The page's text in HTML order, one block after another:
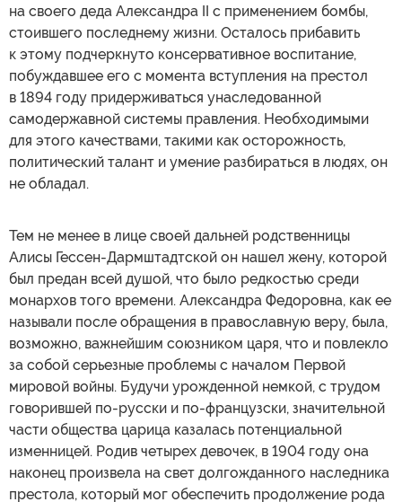
на своего деда Александра II с применением бомбы,
стоившего последнему жизни. Осталось прибавить
к этому подчеркнуто консервативное воспитание,
побуждавшее его с момента вступления на престол
в 1894 году придерживаться унаследованной
самодержавной системы правления. Необходимыми
для этого качествами, такими как осторожность,
политический талант и умение разбираться в людях, он
не обладал.
Тем не менее в лице своей дальней родственницы
Алисы Гессен-Дармштадтской он нашел жену, которой
был предан всей душой, что было редкостью среди
монархов того времени. Александра Федоровна, как ее
называли после обращения в православную веру, была,
возможно, важнейшим союзником царя, что и повлекло
за собой серьезные проблемы с началом Первой
мировой войны. Будучи урожденной немкой, с трудом
говорившей по-русски и по-французски, значительной
части общества царица казалась потенциальной
изменницей. Родив четырех девочек, в 1904 году она
наконец произвела на свет долгожданного наследника
престола, который мог обеспечить продолжение рода